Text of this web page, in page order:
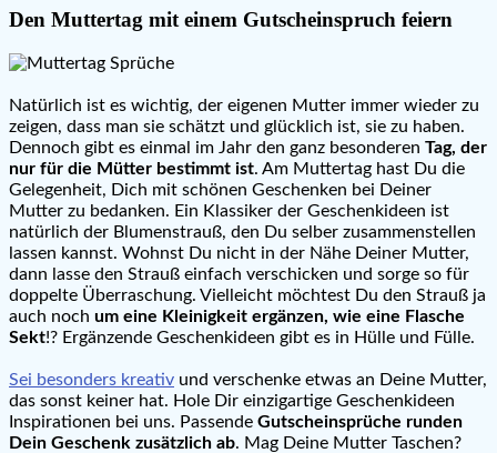
Den Muttertag mit einem Gutscheinspruch feiern
Natürlich ist es wichtig, der eigenen Mutter immer wieder zu
zeigen, dass man sie schätzt und glücklich ist, sie zu haben.
Dennoch gibt es einmal im Jahr den ganz besonderen Tag, der
nur für die Mütter bestimmt ist. Am Muttertag hast Du die
Gelegenheit, Dich mit schönen Geschenken bei Deiner
Mutter zu bedanken. Ein Klassiker der Geschenkideen ist
natürlich der Blumenstrauß, den Du selber zusammenstellen
lassen kannst. Wohnst Du nicht in der Nähe Deiner Mutter,
dann lasse den Strauß einfach verschicken und sorge so für
doppelte Überraschung. Vielleicht möchtest Du den Strauß ja
auch noch um eine Kleinigkeit ergänzen, wie eine Flasche
Sekt!? Ergänzende Geschenkideen gibt es in Hülle und Fülle.
Sei besonders kreativ und verschenke etwas an Deine Mutter,
das sonst keiner hat. Hole Dir einzigartige Geschenkideen
Inspirationen bei uns. Passende Gutscheinsprüche runden
Dein Geschenk zusätzlich ab. Mag Deine Mutter Taschen?